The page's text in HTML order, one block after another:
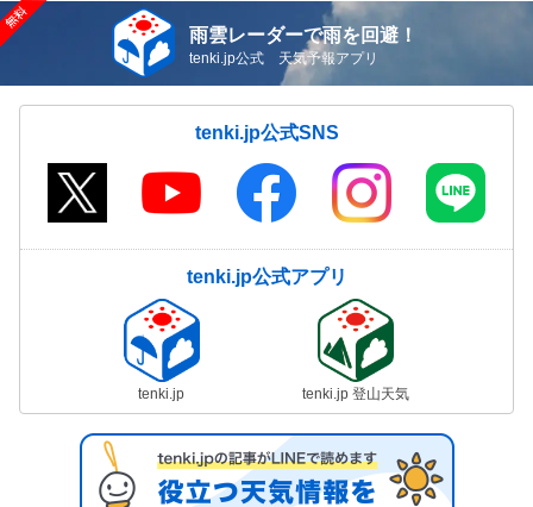
雨雲レーダーで雨を回避！
tenki.jp公式 天気予報アプリ
tenki.jp公式SNS
tenki.jp公式アプリ
tenki.jp tenki.jp 登山天気